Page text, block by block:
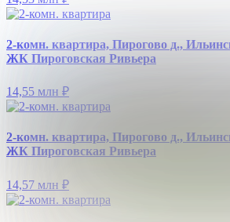
2-комн. квартира, Пирогово д.,
ЖК Пироговская Ривьера
14,55 млн ₽
2-комн. квартира, Пирогово д.,
ЖК Пироговская Ривьера
14,57 млн ₽